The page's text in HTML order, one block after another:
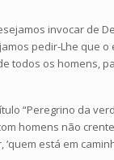
invocar de
pedir-Lhe que
todos os homens,
“Peregrino da
homens não
está em